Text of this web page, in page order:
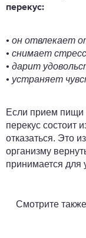
перекус:
• он отвлекает
• снимает
• дарит
• устраняет
Если прием пищи
перекус состоит
отказаться. Это
организму
принимается для
Смотрите